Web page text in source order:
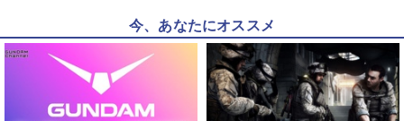
今、あなたにオススメ